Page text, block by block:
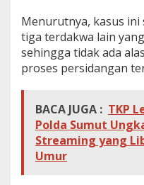
Menurutnya, kasus
tiga terdakwa lain
sehingga tidak ada
proses persidangan
BACA JUGA : TKP
Polda Sumut
Streaming yang
Umur